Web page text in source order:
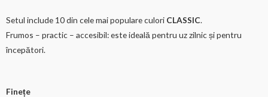
Setul include 10 din cele mai populare culori CLASSIC.
Frumos – practic – accesibil: este ideală pentru uz zilnic și pentru
începători.
Finețe